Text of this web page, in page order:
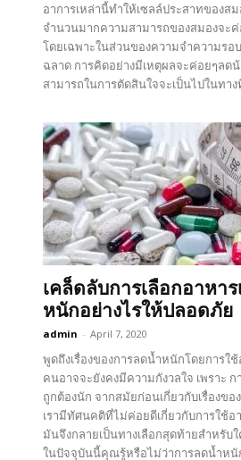
อาการเหล่านี้ทำให้เซลล์ประสาทของส
จำนวนมากความสามารถของสมองจะค่
โดยเฉพาะในส่วนของความจำความรอ
ฉลาด การคิดอย่างมีเหตุผลจะค่อยๆลด
สามารถในการตัดสินใจจะเป็นไปในทา
เคล็ดลับการเลือกอาหา
หนักอย่างไรให้ปลอดภัย
admin - April 7, 2020
พูดถึงเรื่องของการลดน้ำหนักโดยการใ
คนอาจจะยังคงมีความกังวลใจ เพราะ
ถูกต้องนัก จากสมัยก่อนเกี่ยวกับเรื่องขอ
เรามีทัศนคติที่ไม่ค่อยดีเกี่ยวกับการใช้อ
มันจึงกลายเป็นทางเลือกสุดท้ายสำหรับ
ในปัจจุบันนี้คุณรู้หรือไม่ว่าการลดน้ำห